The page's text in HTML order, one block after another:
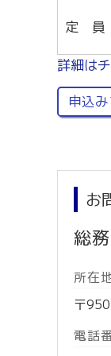
定 員
詳細は
申込
お
総
所在
〒
電話